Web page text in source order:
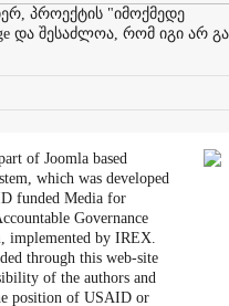
პროექტის "იმოქმედე
და შესაძლოა, რომ იგი არ
of Joomla based
which was developed
funded Media for
Governance
implemented by IREX.
through this web-site
of the authors and
position of USAID or